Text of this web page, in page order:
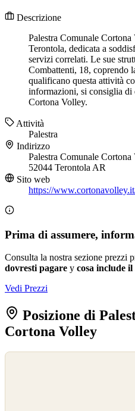
Descrizione
Palestra Comunale
Terontola, dedicata a
servizi correlati. Le sue
Combattenti, 18, coprendo
qualificano questa attività
informazioni, si consiglia di
Cortona Volley.
Attività
Palestra
Indirizzo
Palestra Comunale
52044 Terontola AR
Sito web
https://
Prima di assumere,
Consulta la nostra sezione prezzi
dovresti pagare y cosa include il
Vedi Prezzi
Posizione di
Cortona Volley